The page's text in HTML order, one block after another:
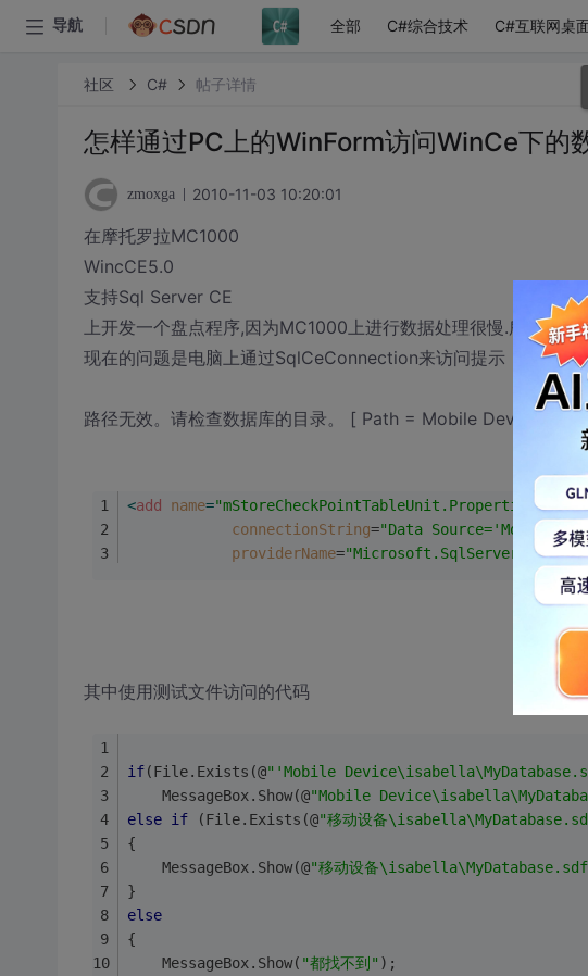
导航 全部 C#综合技术
社区 C# 帖子详情
怎样通过PC上的WinForm访问WinCe下的
zmoxga 2010-11-03 10:20:01
在摩托罗拉MC1000
WincCE5.0
支持Sql Server CE
上开发一个盘点程序,因为MC1000上进行数据处理很慢.所以要把
现在的问题是电脑上通过SqlCeConnection来访问提示
路径无效。请检查数据库的目录。 [ Path = Mobile
<add name=
connectionString="Data Source='Mobile
providerName=
其中使用测试文件访问的代码
if(File.Exists(@"'Mobile
	MessageBox.Show(@
"Mobile
else if (File.Exists(@"移动设备
{
	MessageBox.Show(@
"移动设备
}
else
{
	MessageBox.Show(
"都找不到" );